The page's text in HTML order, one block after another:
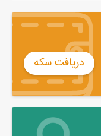
ترسناک بود؛ لال شدم
دریافت سکه